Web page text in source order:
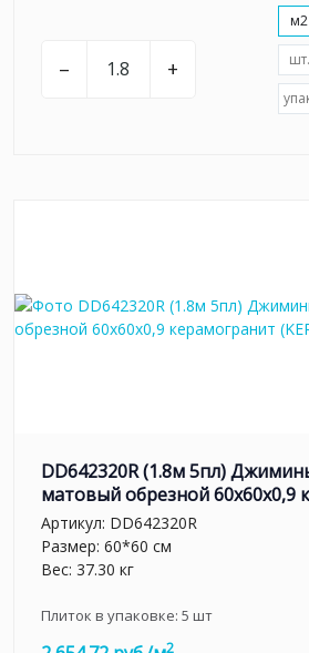
– +
м2
шт.
DD642320R (1.8м 5пл)
матовый обрезной 60х60x0,9
Артикул: DD642320R
Размер: 60*60 см
Вес: 37.30 кг
Плиток в упаковке: 5 шт
2